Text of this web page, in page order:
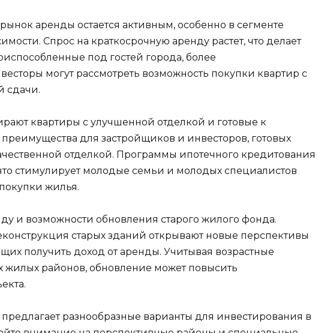
аренды остается активным, особенно в сегменте
Спрос на краткосрочную аренду растет, что делает
под гостей города, более
могут рассмотреть возможность покупки квартир с
сдачи.
квартиры с улучшенной отделкой и готовые к
преимущества для застройщиков и инвесторов, готовых
отделкой. Программы ипотечного кредитования
стимулирует молодые семьи и молодых специалистов
жилья.
и возможности обновления старого жилого фонда.
старых зданий открывают новые перспективы
получить доход от аренды. Учитывая возрастные
жилых районов, обновление может повысить
разнообразные варианты для инвестирования в